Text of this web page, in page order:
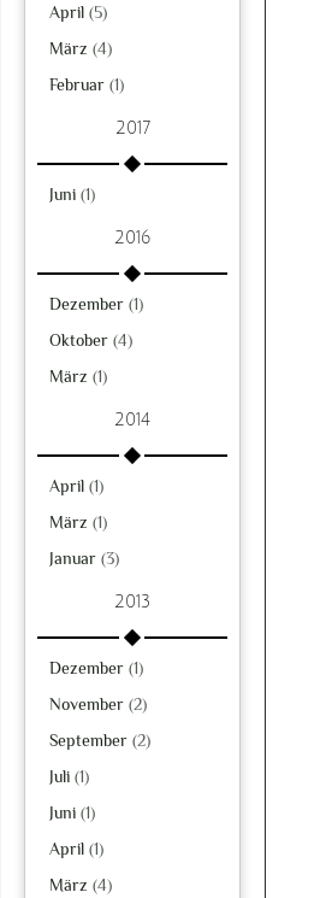
April (5)
März (4)
Februar (1)
2017
Juni (1)
2016
Dezember (1)
Oktober (4)
März (1)
2014
April (1)
März (1)
Januar (3)
2013
Dezember (1)
November (2)
September (2)
Juli (1)
Juni (1)
April (1)
März (4)